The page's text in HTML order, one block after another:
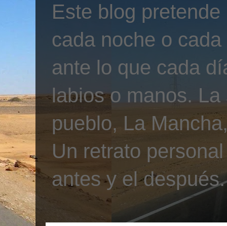
Este blog
cada noche o
ante lo que cada
labios o manos.
pueblo, La
Un retrato
antes y el después.